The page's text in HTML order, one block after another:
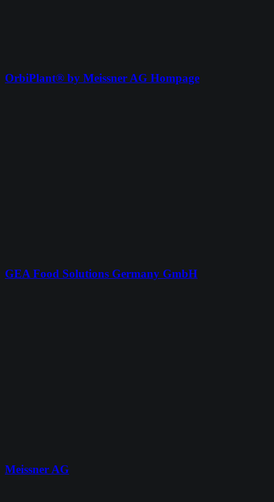
OrbiPlant® by Meissner AG Hompage
GEA Food Solutions Germany GmbH
Meissner AG